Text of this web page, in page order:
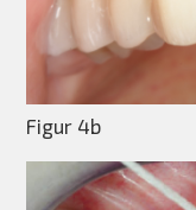
Figur 4b